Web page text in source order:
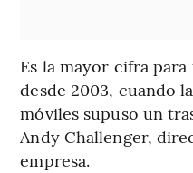
Es la mayor cifra
desde 2003, cuando
móviles supuso un
Andy Challenger,
empresa.